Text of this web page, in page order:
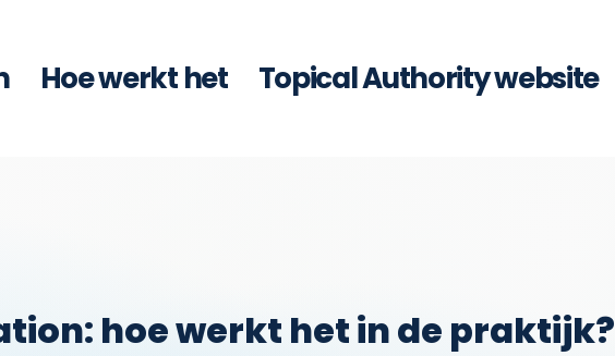
Hoe werkt het Topical Authority website
hoe werkt het in de praktijk?